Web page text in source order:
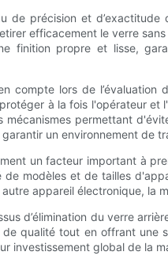
de précision et
efficacement le verre
finition propre et lisse,
compte lors de
à la fois l'opérateur et
mécanismes permettant
un environnement de
un facteur important à
modèles et de tailles
appareil électronique, la
d’élimination du verre
qualité tout en offrant une
investissement global de la